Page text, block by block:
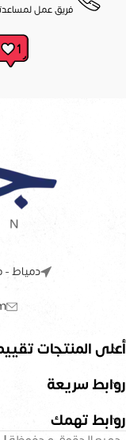
فريق عمل
دمياط -
أعلى المنتجات
روابط سريعة
روابط تهمك